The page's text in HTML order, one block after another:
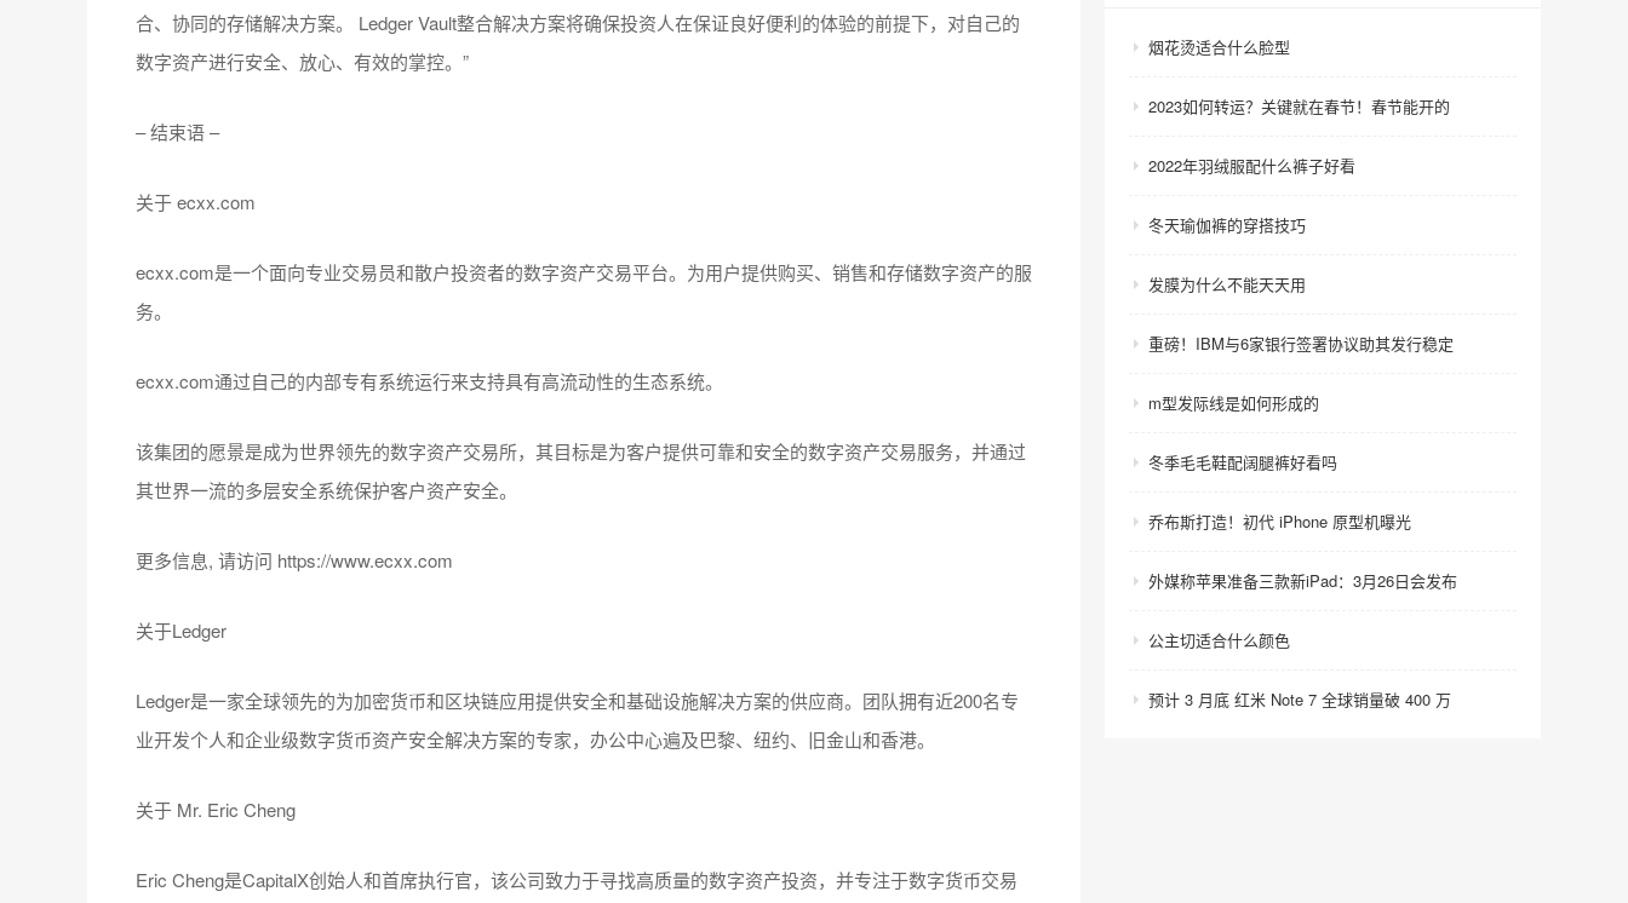
合、协同的存储解决方案。 Ledger Vault整合解决方案将确保投资人在保证良好便利的体验的前提下，对自己的
数字资产进行安全、放心、有效的掌控。”
– 结束语 –
关于 ecxx.com
ecxx.com是一个面向专业交易员和散户投资者的数字资产交易平台。为用户提供购买、销售和存储数字资产的服
务。
ecxx.com通过自己的内部专有系统运行来支持具有高流动性的生态系统。
该集团的愿景是成为世界领先的数字资产交易所，其目标是为客户提供可靠和安全的数字资产交易服务，并通过
其世界一流的多层安全系统保护客户资产安全。
更多信息, 请访问 https://www.ecxx.com
关于Ledger
Ledger是一家全球领先的为加密货币和区块链应用提供安全和基础设施解决方案的供应商。团队拥有近200名专
业开发个人和企业级数字货币资产安全解决方案的专家，办公中心遍及巴黎、纽约、旧金山和香港。
关于 Mr. Eric Cheng
Eric Cheng是CapitalX创始人和首席执行官，该公司致力于寻找高质量的数字资产投资，并专注于数字货币交易
烟花烫适合什么脸型
2023如何转运？关键就在春节！春节能开的
2022年羽绒服配什么裤子好看
冬天瑜伽裤的穿搭技巧
发膜为什么不能天天用
重磅！IBM与6家银行签署协议助其发行稳定
m型发际线是如何形成的
冬季毛毛鞋配阔腿裤好看吗
乔布斯打造！初代 iPhone 原型机曝光
外媒称苹果准备三款新iPad：3月26日会发布
公主切适合什么颜色
预计 3 月底 红米 Note 7 全球销量破 400 万